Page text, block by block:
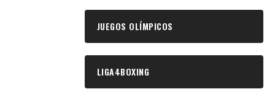
JUEGOS OLÍMPICOS
LIGA4BOXING